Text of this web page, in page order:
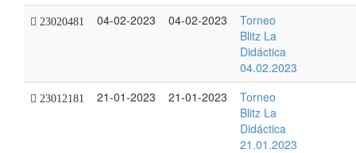
23020481 04-02-2023 04-02-2023
Torneo
Blitz La
Didáctica
04.02.2023
23012181 21-01-2023 21-01-2023
Torneo
Blitz La
Didáctica
21.01.2023